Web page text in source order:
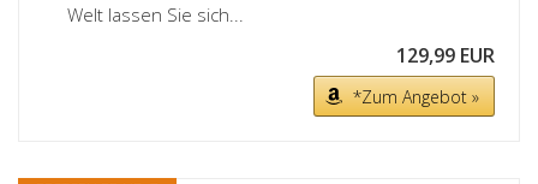
Welt lassen Sie sich...
129,99 EUR
*Zum Angebot »